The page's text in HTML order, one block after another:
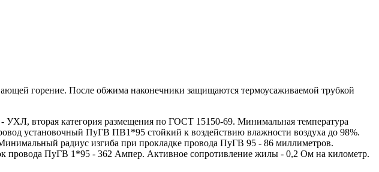
горение. После обжима наконечники защищаются термоусаживаемой трубкой
вторая категория размещения по ГОСТ 15150-69. Минимальная температура
установочный ПуГВ ПВ1*95 стойкий к воздействию влажности воздуха до 98%.
радиус изгиба при прокладке провода ПуГВ 95 - 86 миллиметров.
провода ПуГВ 1*95 - 362 Ампер. Активное сопротивление жилы - 0,2 Ом на километр.